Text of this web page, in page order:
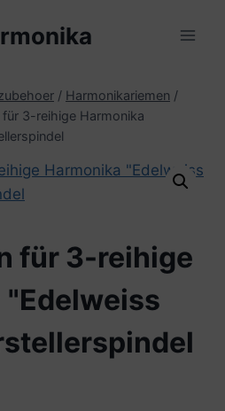
/ Harmonikariemen /
für 3-reihige Harmonika
für 3-reihige